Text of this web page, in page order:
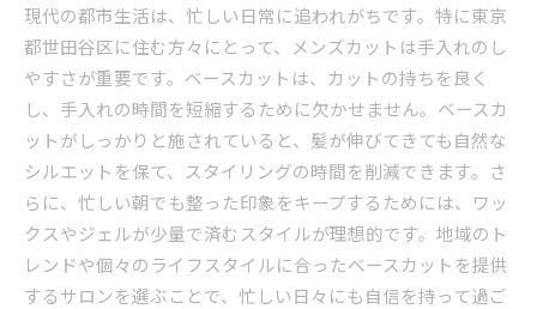
現代の都市生活は、忙しい日常に追われがちです。特に東京
都世田谷区に住む方々にとって、メンズカットは手入れのし
やすさが重要です。ベースカットは、カットの持ちを良く
し、手入れの時間を短縮するために欠かせません。ベースカ
ットがしっかりと施されていると、髪が伸びてきても自然な
シルエットを保て、スタイリングの時間を削減できます。さ
らに、忙しい朝でも整った印象をキープするためには、ワッ
クスやジェルが少量で済むスタイルが理想的です。地域のト
レンドや個々のライフスタイルに合ったベースカットを提供
するサロンを選ぶことで、忙しい日々にも自信を持って過ご